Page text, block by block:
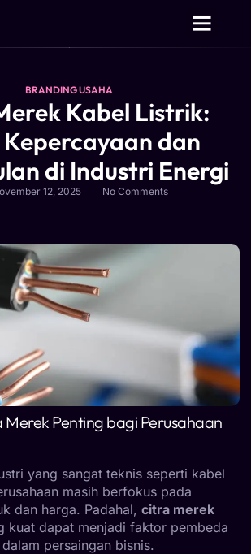
BRANDING USAHA
Kabel Listrik:
Kepercayaan dan
di Industri Energi
12, 2025 No Comments
Penting bagi Perusahaan
yang sangat teknis seperti kabel
masih berfokus pada
dan harga. Padahal, citra merek
kuat dapat menjadi faktor pembeda
persaingan bisnis.